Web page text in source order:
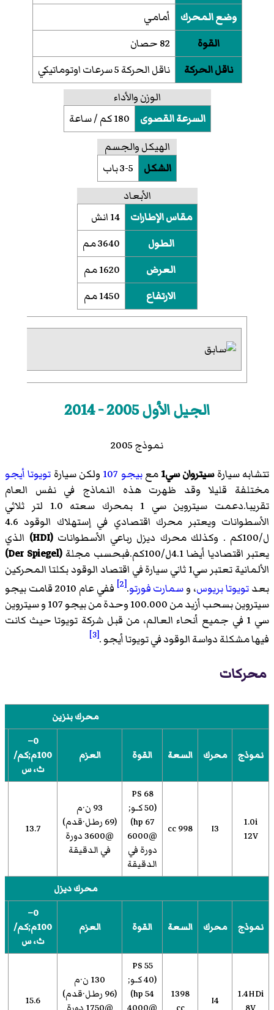
وضع المحرك
أمامي
القوة
82 حصان
ناقل الحركة
ناقل الحركة 5 سرعات اوتوماتيكي
الوزن والأداء
السرعة القصوى
180 كم / ساعة
الهيكل والجسم
الشكل
3-5 باب
الأبعاد
مقاس الإطارات
14 انش
الطول
3640 مم
العرض
1620 مم
الارتفاع
1450 مم
الجيل الأول 2005 - 2014
نموذج 2005
تتشابه سيارةسيتروان سي1 معبيجو 107 ولكن سيارة تويوتا أيجو
مختلفة قليلا وقد ظهرت هذه النماذج في نفس العام
تقريبا.دعمت سيتروين سي 1 بمحرك سعته 1.0 لتر ثلاثي
الأسطوانات ويعتبر محرك اقتصادي في إستهلاك الوقود 4.6
ل/100كم . وكذلك محرك ديزل رباعي الأسطوانات
(HDI)
الذي
يعتبر اقتصاديا أيضا 4.1ل/100كم.فبحسب مجلة
(Der Spiegel)
الألمانية تعتبر سي1 ثاني سيارة في اقتصاد الوقود بكلتا المحركين
بعدتويوتا بريوس، وسمارت فورتو.
[2]
ففي عام 2010 قامت بيجو
سيتروين بسحب أزيد من 100.000 وحدة من بيجو 107 و سيتروين
سي 1 في جميع أنحاء العالم، من قبل شركة تويوتا حيث كانت
فيها مشكلة دواسة الوقود في تويوتا أيجو .[3]
محركات
محرك بنزين
نموذج محرك السعة القوة العزم
0–
100م;كم/
ث، س
1.0i
12V
I3
998 cc
68 PS
(50 كـو;
67 hp)
@6000
دورة في
الدقيقة
93 ن·م
(69 رطل·قدم)
@3600 دورة
في الدقيقة
13.7
محرك ديزل
نموذج محرك السعة القوة العزم
0–
100م;كم/
ث، س
1.4HDi
I4
1398
55 PS
(40 كـو;
54 hp)
130 ن·م
(96 رطل·قدم)
15.6